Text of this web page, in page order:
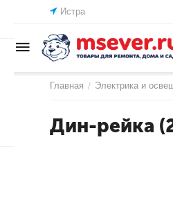
Истра
Главная / Электрика и
Дин-рейка